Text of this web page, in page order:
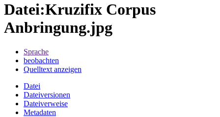
Datei:Kruzifix Corpus
Anbringung.jpg
Sprache
beobachten
Quelltext anzeigen
Datei
Dateiversionen
Dateiverweise
Metadaten